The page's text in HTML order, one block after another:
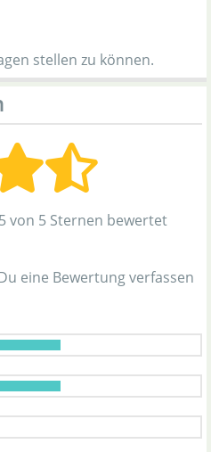
stellen zu können.
von 5 Sternen bewertet
eine Bewertung verfassen